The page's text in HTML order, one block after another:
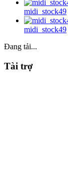
midi_stock49
midi_stock49
Đang tải...
Tài trợ